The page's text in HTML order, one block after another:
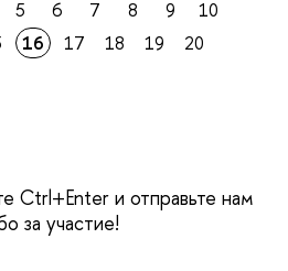
5 6 7 8 9
10
16 17 18 19
20
Ctrl+Enter и отправьте нам
за участие!